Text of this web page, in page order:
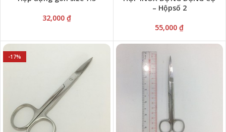
32,000 ₫
– Hộpsố 2
55,000₫
-17%